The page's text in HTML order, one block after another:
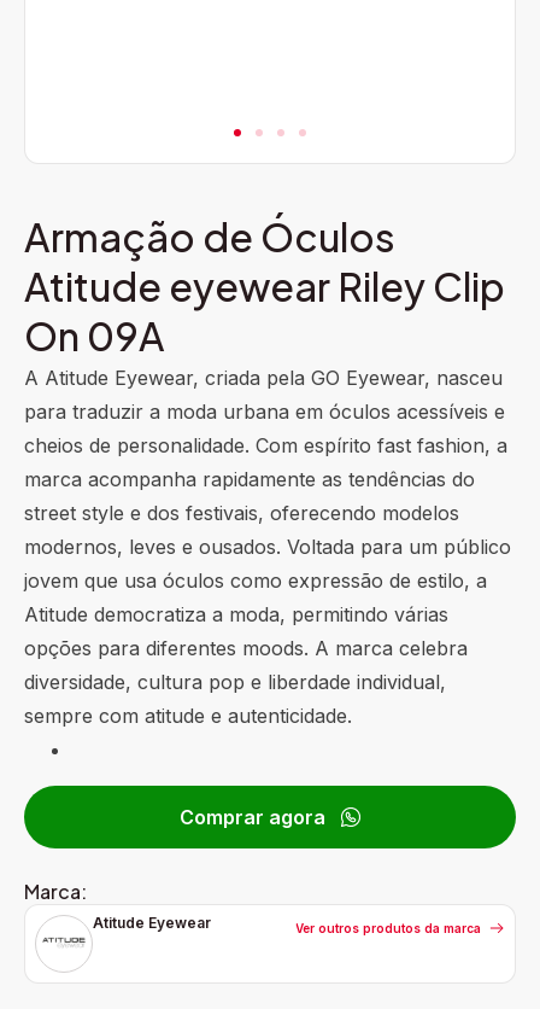
Armação de Óculos
Atitude eyewear Riley Clip
On 09A
A Atitude Eyewear, criada pela GO Eyewear, nasceu
para traduzir a moda urbana em óculos acessíveis e
cheios de personalidade. Com espírito fast fashion, a
marca acompanha rapidamente as tendências do
street style e dos festivais, oferecendo modelos
modernos, leves e ousados. Voltada para um público
jovem que usa óculos como expressão de estilo, a
Atitude democratiza a moda, permitindo várias
opções para diferentes moods. A marca celebra
diversidade, cultura pop e liberdade individual,
sempre com atitude e autenticidade.
Comprar agora
Marca:
Atitude Eyewear Ver outros produtos da marca